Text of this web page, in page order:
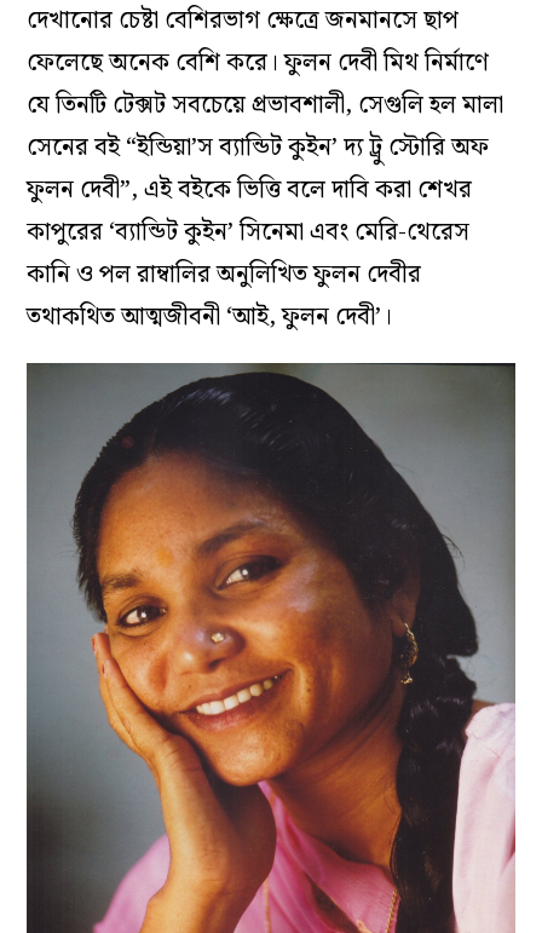
দেখানোর চেষ্টা বেশিরভাগ ক্ষেত্রে জনমানসে ছাপ
ফেলেছে অনেক বেশি করে। ফুলন দেবী মিথ নির্মাণে
যে তিনটি টেক্সট সবচেয়ে প্রভাবশালী, সেগুলি হল মালা
সেনের বই “ইন্ডিয়া’স ব্যান্ডিট কুইন’ দ্য ট্রু স্টোরি অফ
ফুলন দেবী”, এই বইকে ভিত্তি বলে দাবি করা শেখর
কাপুরের ‘ব্যান্ডিট কুইন’ সিনেমা এবং মেরি-থেরেস
কানি ও পল রাম্বালির অনুলিখিত ফুলন দেবীর
তথাকথিত আত্মজীবনী ‘আই, ফুলন দেবী’।